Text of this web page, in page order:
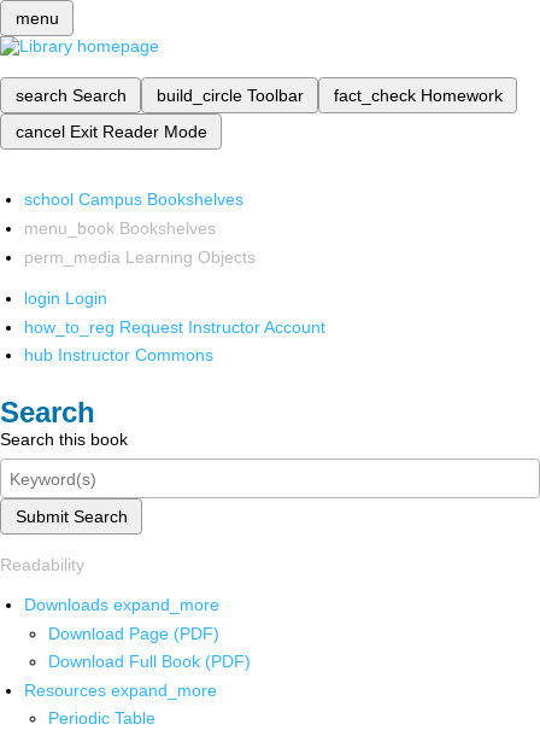
menu
search Search build_circle Toolbar fact_check Homework
cancel Exit Reader Mode
school Campus Bookshelves
menu_book Bookshelves
perm_media Learning Objects
login Login
how_to_reg Request Instructor Account
hub Instructor Commons
Search
Search this book
Submit Search
Readability
Downloads expand_more
Download Page (PDF)
Download Full Book (PDF)
Resources expand_more
Periodic Table